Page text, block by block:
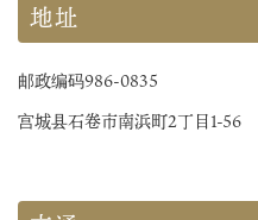
地址
邮政编码986-0835
宫城县石卷市南浜町2丁目1-56